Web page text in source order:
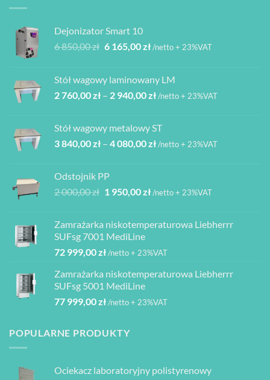
Dejonizator Smart 10
6 850,00zł Pierwotna
6
850,00 zł.
6 165,00złAktualna
6
165,00 zł.
/netto + 23%VAT
Stół wagowy laminowany LM
2 760,00zł – 2 940,00złZakres
2
760,00 zł
/netto + 23%VAT
Stół wagowy metalowy ST
3 840,00zł – 4 080,00złZakres
840,00 zł
080,00 zł
/netto + 23%VAT
Odstojnik PP
2 000,00zł Pierwotna
2
000,00 zł.
1 950,00złAktualna
1
/netto + 23%VAT
Zamrażarka niskotemperaturowa Liebherrr
SUFsg 7001 MediLine
72 999,00zł/netto + 23%VAT
Zamrażarka niskotemperaturowa Liebherrr
SUFsg 5001 MediLine
77 999,00zł/netto + 23%VAT
POPULARNE PRODUKTY
Ociekacz laboratoryjny polistyrenowy